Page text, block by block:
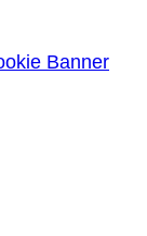
Banner